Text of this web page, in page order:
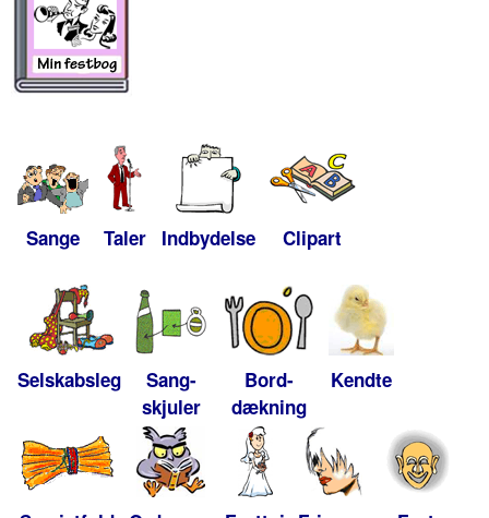
Sange Taler Indbydelse Clipart
Selskabsleg
Sang-
skjuler
Bord-
dækning
Kendte